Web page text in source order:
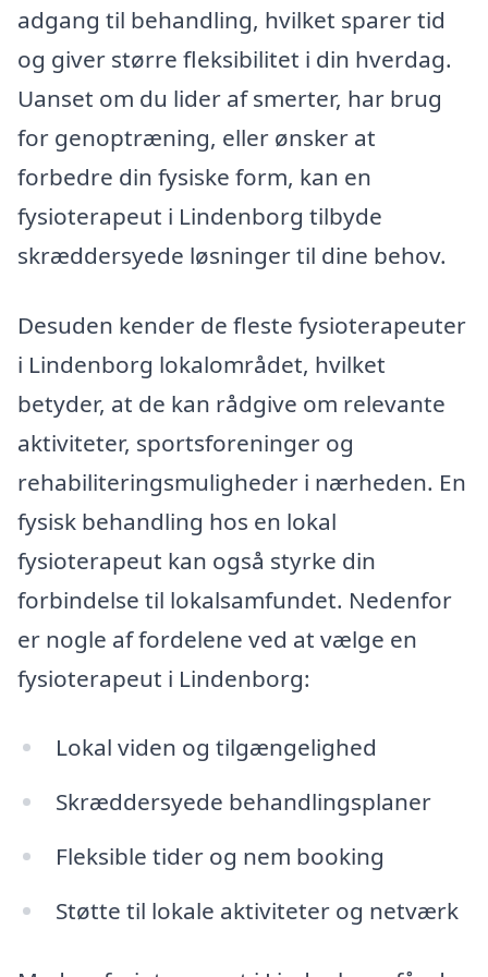
adgang til behandling, hvilket sparer tid
og giver større fleksibilitet i din hverdag.
Uanset om du lider af smerter, har brug
for genoptræning, eller ønsker at
forbedre din fysiske form, kan en
fysioterapeut i Lindenborg tilbyde
skræddersyede løsninger til dine behov.
Desuden kender de fleste fysioterapeuter
i Lindenborg lokalområdet, hvilket
betyder, at de kan rådgive om relevante
aktiviteter, sportsforeninger og
rehabiliteringsmuligheder i nærheden. En
fysisk behandling hos en lokal
fysioterapeut kan også styrke din
forbindelse til lokalsamfundet. Nedenfor
er nogle af fordelene ved at vælge en
fysioterapeut i Lindenborg:
Lokal viden og tilgængelighed
Skræddersyede behandlingsplaner
Fleksible tider og nem booking
Støtte til lokale aktiviteter og netværk